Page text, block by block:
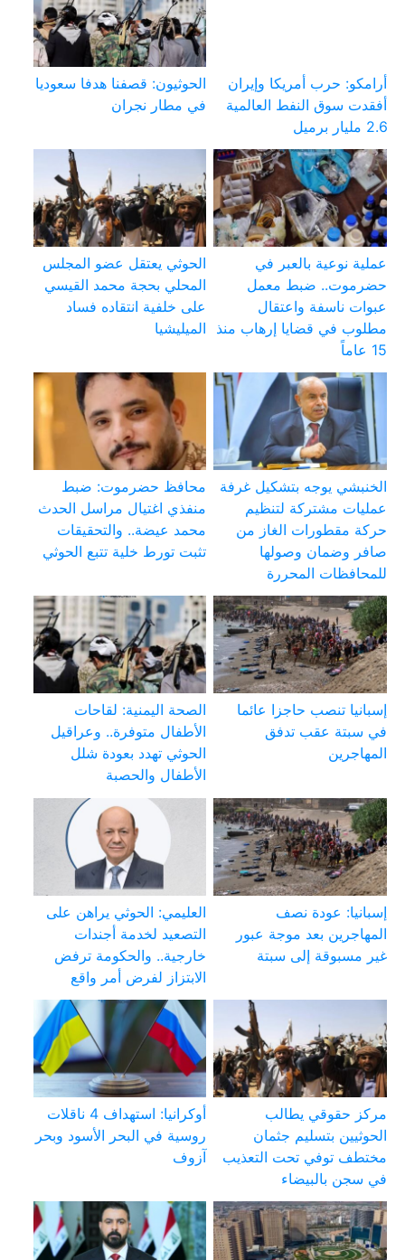
أرامكو: حرب أمريكا وإيران
أفقدت سوق النفط العالمية
2.6 مليار برميل
الحوثيون: قصفنا هدفا سعوديا
في مطار نجران
عملية نوعية بالعبر في
حضرموت.. ضبط معمل
عبوات ناسفة واعتقال
مطلوب في قضايا إرهاب منذ
15 عاماً
الحوثي يعتقل عضو المجلس
المحلي بحجة محمد القيسي
على خلفية انتقاده فساد
الميليشيا
الخنبشي يوجه بتشكيل غرفة
عمليات مشتركة لتنظيم
حركة مقطورات الغاز من
صافر وضمان وصولها
للمحافظات المحررة
محافظ حضرموت: ضبط
منفذي اغتيال مراسل الحدث
محمد عيضة.. والتحقيقات
تثبت تورط خلية تتبع الحوثي
إسبانيا تنصب حاجزا عائما
في سبتة عقب تدفق
المهاجرين
الصحة اليمنية: لقاحات
الأطفال متوفرة.. وعراقيل
الحوثي تهدد بعودة شلل
الأطفال والحصبة
إسبانيا: عودة نصف
المهاجرين بعد موجة عبور
غير مسبوقة إلى سبتة
العليمي: الحوثي يراهن على
التصعيد لخدمة أجندات
خارجية.. والحكومة ترفض
الابتزاز لفرض أمر واقع
مركز حقوقي يطالب
الحوثيين بتسليم جثمان
مختطف توفي تحت التعذيب
في سجن بالبيضاء
أوكرانيا: استهداف 4 ناقلات
روسية في البحر الأسود وبحر
آزوف